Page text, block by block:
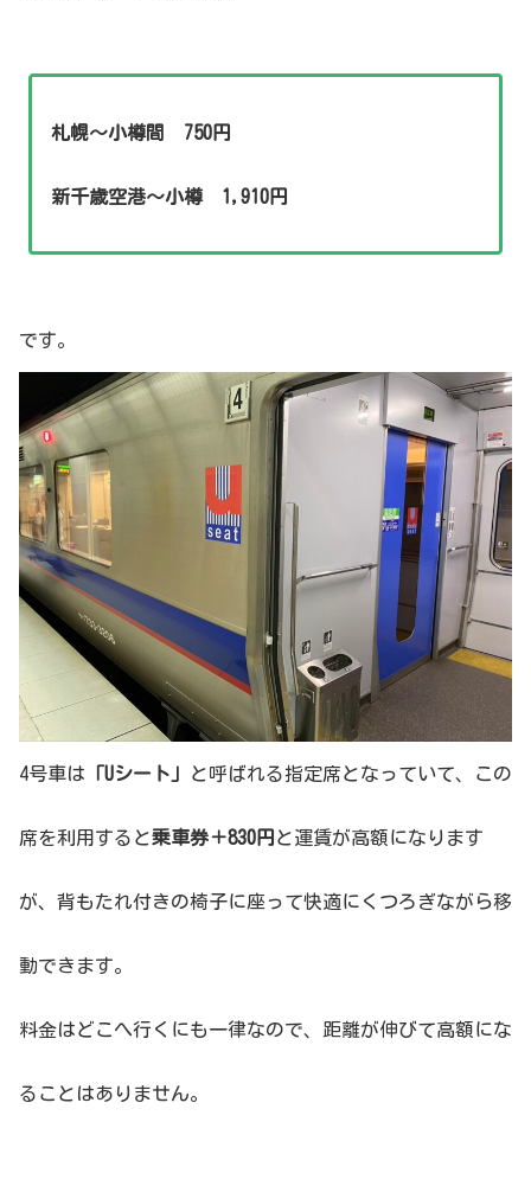
札幌〜小樽間 750円
新千歳空港〜小樽 1,910円
です。
4号車は 「Uシート」 と呼ばれる指定席となっていて、この
席を利用すると乗車券＋830円 と運賃が高額になります
が、背もたれ付きの椅子に座って快適にくつろぎながら移
動できます。
料金はどこへ行くにも一律なので、距離が伸びて高額にな
ることはありません。